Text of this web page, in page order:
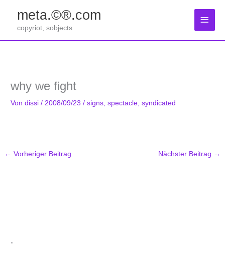
springen
meta.©®.com
copyriot, sobjects
.
why we fight
Vondissi/ 2008/09/23/signs ,spectacle ,syndicated
← Vorheriger Beitrag Nächster Beitrag →